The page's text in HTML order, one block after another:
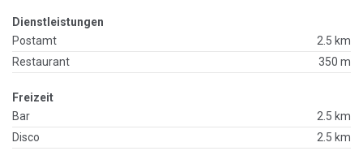
Dienstleistungen
Postamt
2.5 km
Restaurant
350 m
Freizeit
Bar
2.5 km
Disco
2.5 km